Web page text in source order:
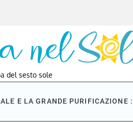
del sesto sole
E LA GRANDE PURIFICAZIONE